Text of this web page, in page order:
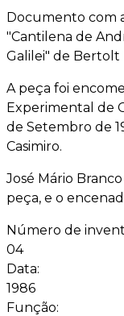
Documento com
"Cantilena de
Galilei" de Bertolt
A peça foi
Experimental de
de Setembro de
Casimiro.
José Mário
peça, e o
Número de
04
Data:
1986
Função: